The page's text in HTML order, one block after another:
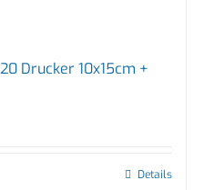
Drucker 10x15cm +
Details